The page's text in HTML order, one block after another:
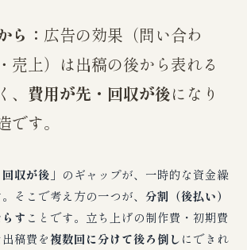
ら： 広告の効果（問い合わ
売上）は出稿の後から表れる
費用が先・回収が後になり
です。
収が後」 のギャップが、一時的な資金繰
そこで考え方の一つが、 分割（後払い）
す ことです。立ち上げの制作費・初期費
稿費を複数回に分けて後ろ倒しにできれ